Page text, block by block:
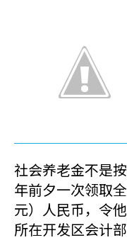
社会养老金不是
年前夕一次领取
元）人民币，令
所在开发区会计